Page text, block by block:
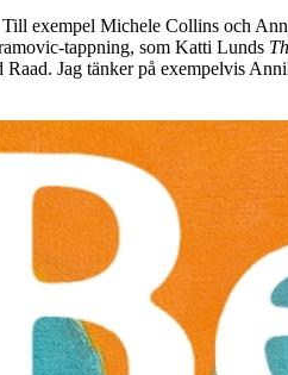
exempel Michele Collins och
tappning, som Katti Lunds
Jag tänker på exempelvis